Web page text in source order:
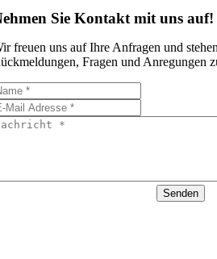
Sie Kontakt mit uns auf!
freuen uns auf Ihre Anfragen und
Fragen und Anregungen
Senden